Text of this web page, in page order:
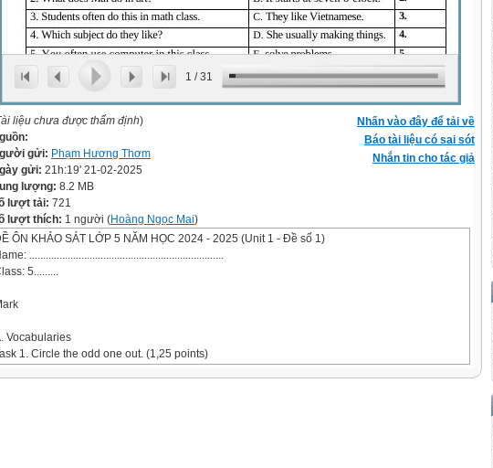
1 /31
Nhấn vào đây để tải về
Báo tài liệu có sai sót
Nhắn tin cho tác giả
liệu chưa được thẩm định)
gửi: Phạm Hương Thơm
gửi: 21h:19' 21-02-2025
lượng: 8.2 MB
lượt tải: 721
lượt thích: 1 người (Hoàng Ngọc Mai)
ÔN KHẢO SÁT LỚP 5 NĂM HỌC 2024 - 2025 (Unit 1 - Đề số 1)
.......................................................................
5.........
Vocabularies
1. Circle the odd one out. (1,25 points)